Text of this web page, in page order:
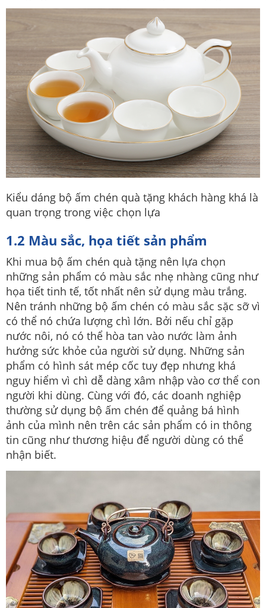
Kiểu dáng bộ ấm chén quà tặng khách hàng khá là
quan trọng trong việc chọn lựa
1.2 Màu sắc, họa tiết sản phẩm
Khi mua bộ ấm chén quà tặng nên lựa chọn
những sản phẩm có màu sắc nhẹ nhàng cũng như
họa tiết tinh tế, tốt nhất nên sử dụng màu trắng.
Nên tránh những bộ ấm chén có màu sắc sặc sỡ vì
có thể nó chứa lượng chì lớn. Bởi nếu chỉ gặp
nước nôi, nó có thể hòa tan vào nước làm ảnh
hưởng sức khỏe của người sử dụng. Những sản
phẩm có hình sát mép cốc tuy đẹp nhưng khá
nguy hiểm vì chì dễ dàng xâm nhập vào cơ thể con
người khi dùng. Cùng với đó, các doanh nghiệp
thường sử dụng bộ ấm chén để quảng bá hình
ảnh của mình nên trên các sản phẩm có in thông
tin cũng như thương hiệu để người dùng có thể
nhận biết.